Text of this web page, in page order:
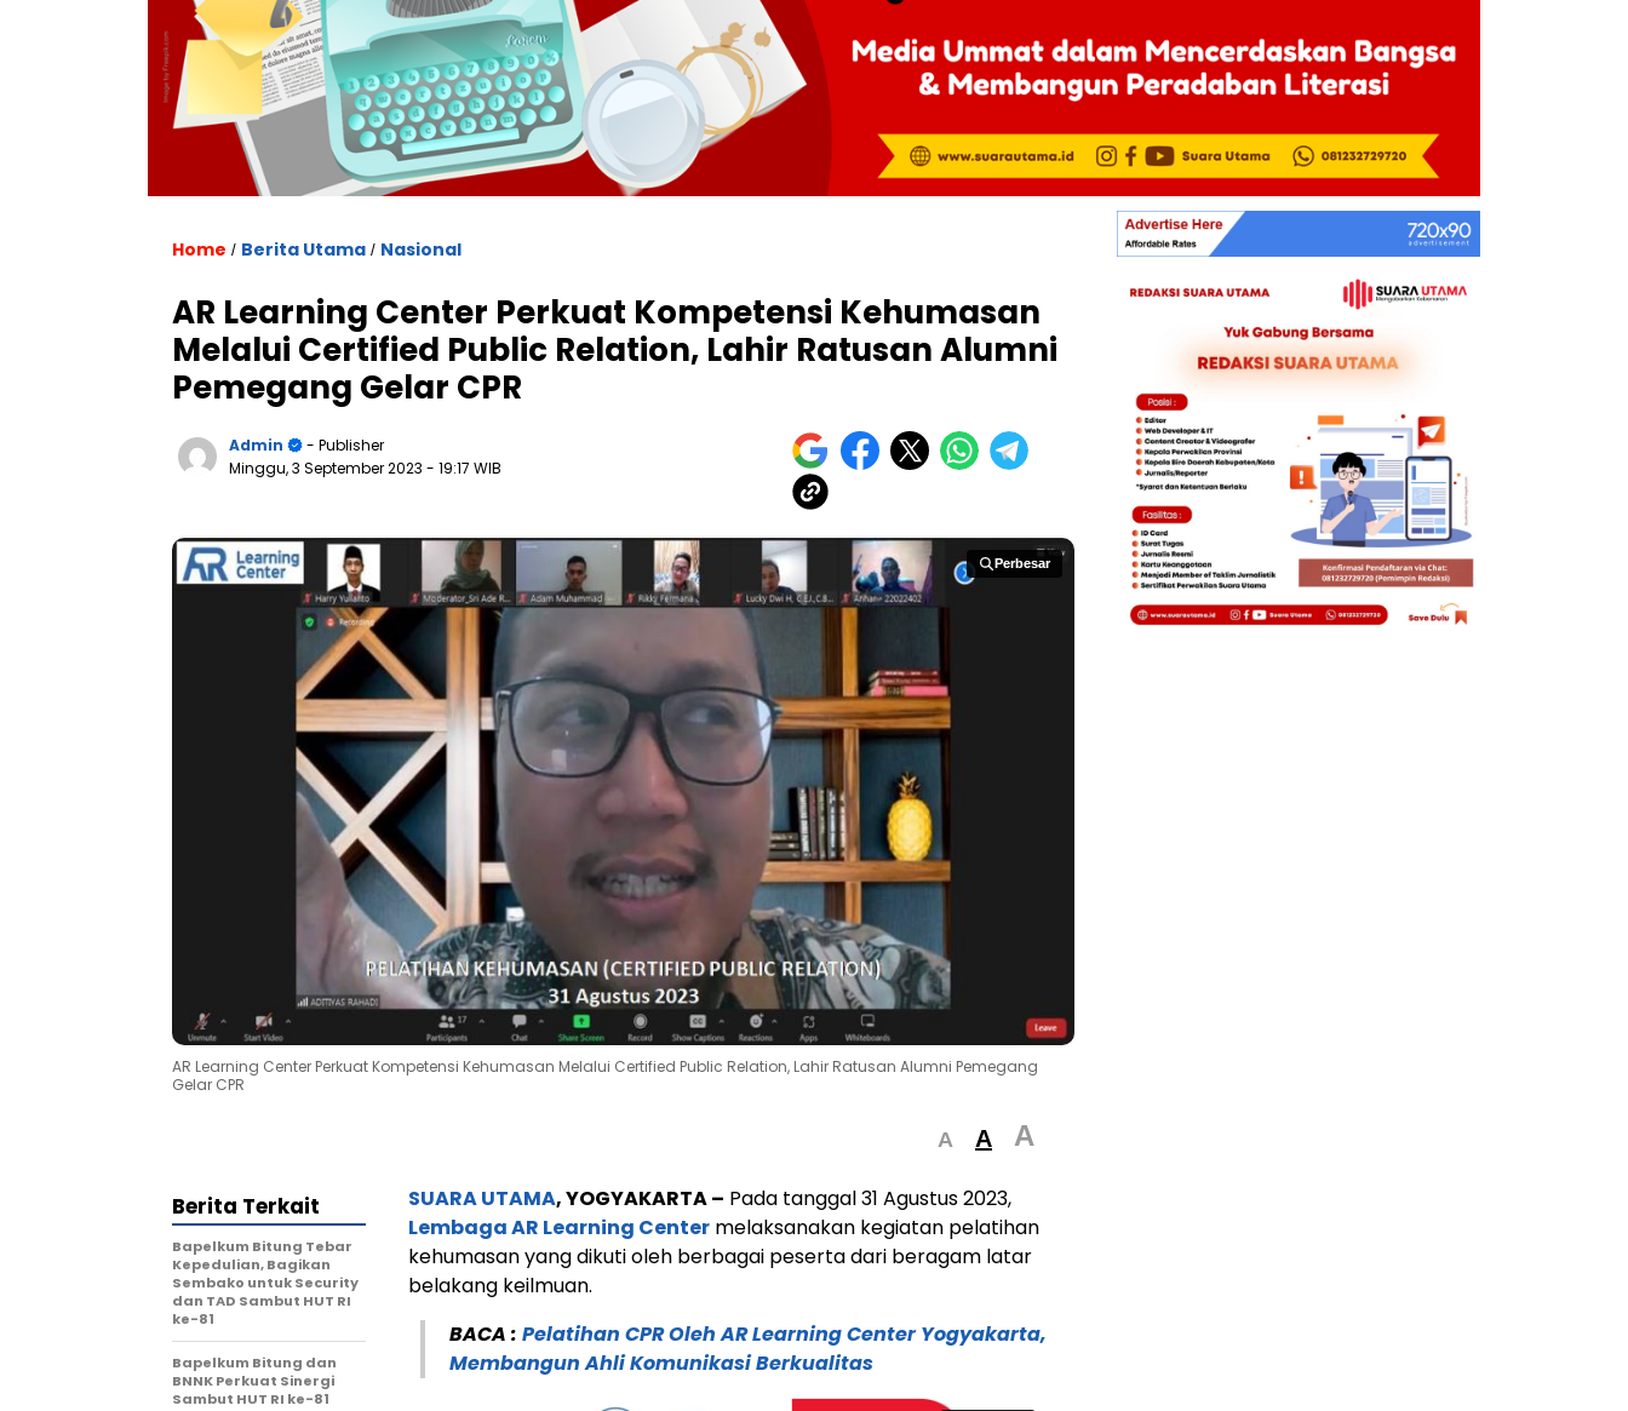
Home / Berita Utama / Nasional
AR Learning Center Perkuat Kompetensi Kehumasan
Melalui Certified Public Relation, Lahir Ratusan Alumni
Pemegang Gelar CPR
Admin
- Publisher
Minggu, 3 September 2023 - 19:17 WIB
Perbesar
Perbesar
AR Learning Center Perkuat Kompetensi Kehumasan Melalui Certified Public Relation, Lahir Ratusan Alumni Pemegang
Gelar CPR
A A A
SUARA UTAMA, YOGYAKARTA – Pada tanggal 31 Agustus 2023,
Lembaga AR Learning Center melaksanakan kegiatan pelatihan
kehumasan yang dikuti oleh berbagai peserta dari beragam latar
belakang keilmuan.
BACA : Pelatihan CPR Oleh AR Learning Center Yogyakarta,
Membangun Ahli Komunikasi Berkualitas
Berita Terkait
Bapelkum Bitung Tebar
Kepedulian, Bagikan
Sembako untuk Security
dan TAD Sambut HUT RI
ke-81
Bapelkum Bitung dan
BNNK Perkuat Sinergi
Sambut HUT RI ke-81